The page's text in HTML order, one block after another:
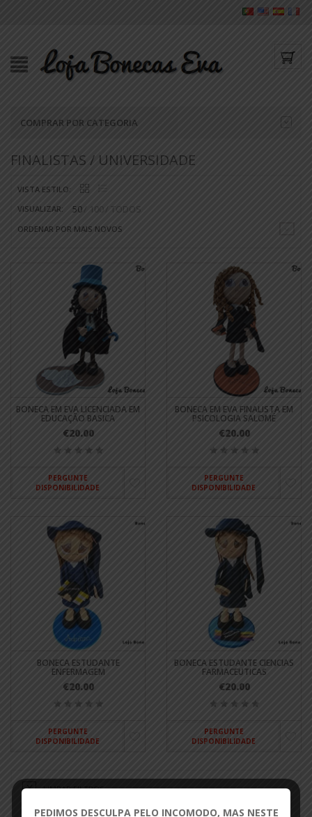
COMPRAR POR CATEGORIA
FINALISTAS / UNIVERSIDADE
VISTA ESTILO:
VISUALIZAR:
50 100 TODOS
ORDENAR POR MAIS NOVOS
BONECA EM EVA LICENCIADA EM
EDUCAÇÃO BASICA
€20.00
PERGUNTE
DISPONIBILIDADE
BONECA EM EVA FINALISTA EM
PSICOLOGIA SALOMÉ
€20.00
PERGUNTE
DISPONIBILIDADE
BONECA ESTUDANTE
ENFERMAGEM
€20.00
PERGUNTE
DISPONIBILIDADE
BONECA ESTUDANTE CIENCIAS
FARMACEUTICAS
€20.00
PERGUNTE
DISPONIBILIDADE
LIMPAR FILTROS
PEDIMOS DESCULPA PELO INCOMODO, MAS NESTE